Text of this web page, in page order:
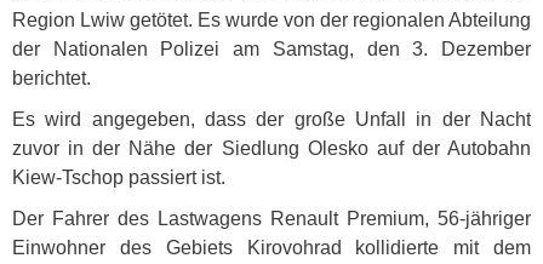
Region Lwiw getötet. Es wurde von der regionalen Abteilung
der Nationalen Polizei am Samstag, den 3. Dezember
berichtet.
Es wird angegeben, dass der große Unfall in der Nacht
zuvor in der Nähe der Siedlung Olesko auf der Autobahn
Kiew-Tschop passiert ist.
Der Fahrer des Lastwagens Renault Premium, 56-jähriger
Einwohner des Gebiets Kirovohrad kollidierte mit dem